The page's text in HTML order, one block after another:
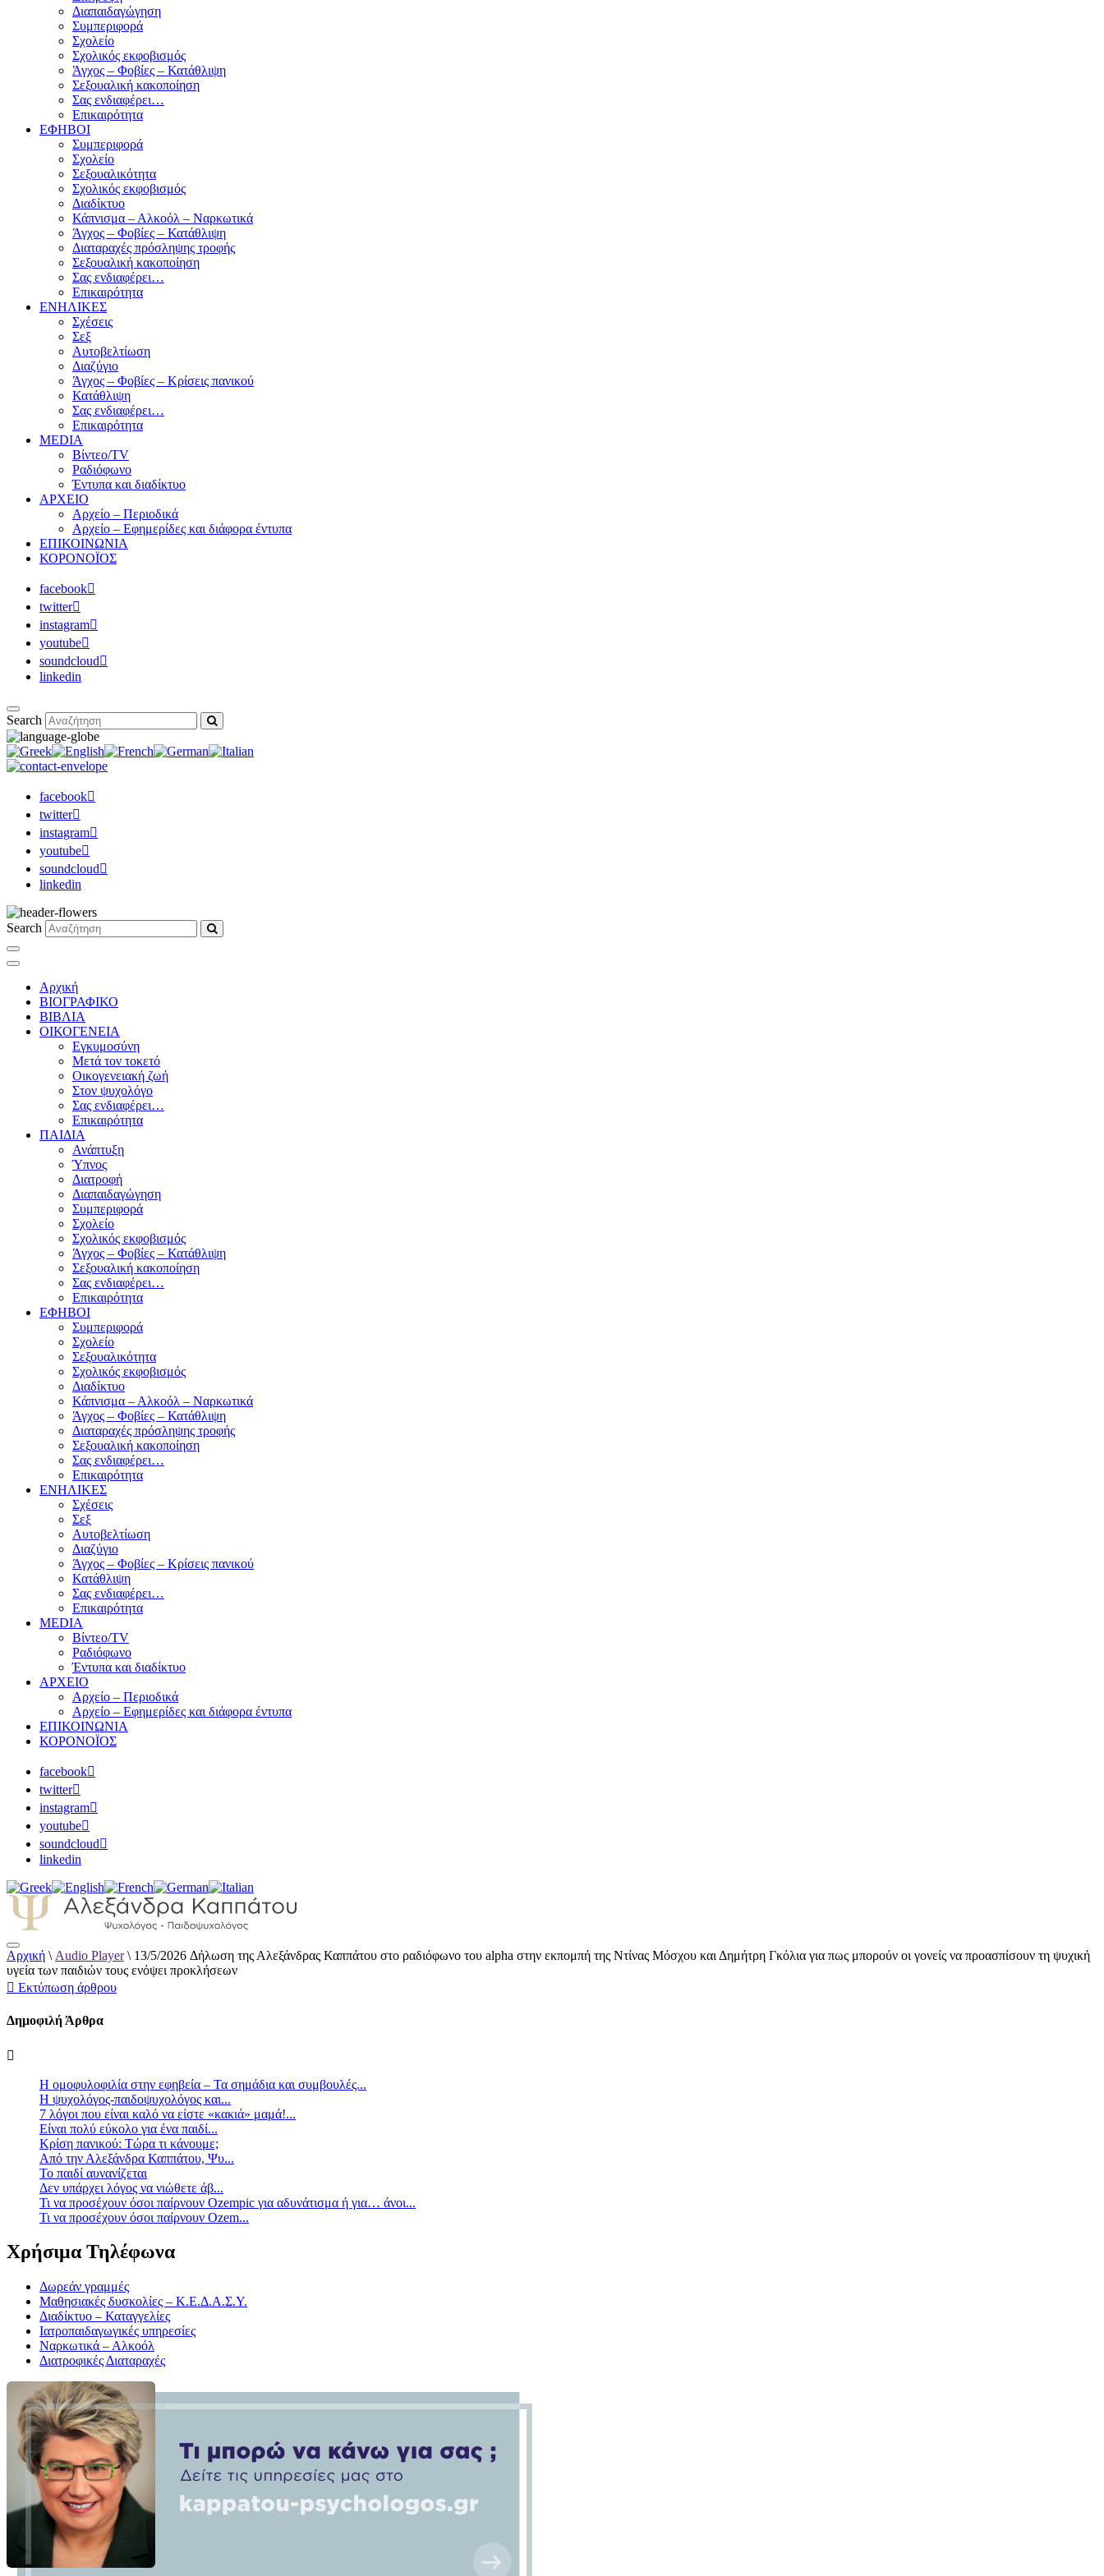
Διαπαιδαγώγηση
Συμπεριφορά
Σχολείο
Σχολικός εκφοβισμός
Άγχος – Φοβίες – Κατάθλιψη
Σεξουαλική κακοποίηση
Σας ενδιαφέρει…
Επικαιρότητα
ΕΦΗΒΟΙ
Συμπεριφορά
Σχολείο
Σεξουαλικότητα
Σχολικός εκφοβισμός
Διαδίκτυο
Κάπνισμα – Αλκοόλ – Ναρκωτικά
Άγχος – Φοβίες – Κατάθλιψη
Διαταραχές πρόσληψης τροφής
Σεξουαλική κακοποίηση
Σας ενδιαφέρει…
Επικαιρότητα
ΕΝΗΛΙΚΕΣ
Σχέσεις
Σεξ
Αυτοβελτίωση
Διαζύγιο
Άγχος – Φοβίες – Κρίσεις πανικού
Κατάθλιψη
Σας ενδιαφέρει…
Επικαιρότητα
MEDIA
Βίντεο/TV
Ραδιόφωνο
Έντυπα και διαδίκτυο
ΑΡΧΕΙΟ
Αρχείο – Περιοδικά
Αρχείο – Εφημερίδες και διάφορα έντυπα
ΕΠΙΚΟΙΝΩΝΙΑ
ΚΟΡΟΝΟΪΟΣ
facebook
twitter
instagram
youtube
soundcloud
linkedin
Search
facebook
twitter
instagram
youtube
soundcloud
linkedin
Search
Αρχική
ΒΙΟΓΡΑΦΙΚΟ
ΒΙΒΛΙΑ
ΟΙΚΟΓΕΝΕΙΑ
Εγκυμοσύνη
Μετά τον τοκετό
Οικογενειακή ζωή
Στον ψυχολόγο
Σας ενδιαφέρει…
Επικαιρότητα
ΠΑΙΔΙΑ
Ανάπτυξη
Ύπνος
Διατροφή
Διαπαιδαγώγηση
Συμπεριφορά
Σχολείο
Σχολικός εκφοβισμός
Άγχος – Φοβίες – Κατάθλιψη
Σεξουαλική κακοποίηση
Σας ενδιαφέρει…
Επικαιρότητα
ΕΦΗΒΟΙ
Συμπεριφορά
Σχολείο
Σεξουαλικότητα
Σχολικός εκφοβισμός
Διαδίκτυο
Κάπνισμα – Αλκοόλ – Ναρκωτικά
Άγχος – Φοβίες – Κατάθλιψη
Διαταραχές πρόσληψης τροφής
Σεξουαλική κακοποίηση
Σας ενδιαφέρει…
Επικαιρότητα
ΕΝΗΛΙΚΕΣ
Σχέσεις
Σεξ
Αυτοβελτίωση
Διαζύγιο
Άγχος – Φοβίες – Κρίσεις πανικού
Κατάθλιψη
Σας ενδιαφέρει…
Επικαιρότητα
MEDIA
Βίντεο/TV
Ραδιόφωνο
Έντυπα και διαδίκτυο
ΑΡΧΕΙΟ
Αρχείο – Περιοδικά
Αρχείο – Εφημερίδες και διάφορα έντυπα
ΕΠΙΚΟΙΝΩΝΙΑ
ΚΟΡΟΝΟΪΟΣ
facebook
twitter
instagram
youtube
soundcloud
linkedin
Αλεξάνδρα Καππάτου Ψυχολόγος – Παιδοψυχολόγος
Αρχική \ Audio Player\ 13/5/2026 Δήλωση της Αλεξάνδρας Καππάτου στο ραδιόφωνο του alpha στην εκπομπή της Ντίνας Μόσχου και Δημήτρη Γκόλια για πως μπορούν οι γονείς να προασπίσουν τη ψυχική
υγεία των παιδιών τους ενόψει προκλήσεων
Εκτύπωση άρθρου
Δημοφιλή Άρθρα
Η ομοφυλοφιλία στην εφηβεία – Τα σημάδια και συμβουλές...
Η ψυχολόγος-παιδοψυχολόγος και...
7 λόγοι που είναι καλό να είστε «κακιά» μαμά!...
Είναι πολύ εύκολο για ένα παιδί...
Κρίση πανικού: Τώρα τι κάνουμε;
Από την Αλεξάνδρα Καππάτου, Ψυ...
Το παιδί αυνανίζεται
Δεν υπάρχει λόγος να νιώθετε άβ...
Τι να προσέχουν όσοι παίρνουν Ozempic για αδυνάτισμα ή για… άνοι...
Τι να προσέχουν όσοι παίρνουν Ozem...
Χρήσιμα Τηλέφωνα
Δωρεάν γραμμές
Μαθησιακές δυσκολίες – Κ.Ε.Δ.Α.Σ.Υ.
Διαδίκτυο – Καταγγελίες
Ιατροπαιδαγωγικές υπηρεσίες
Ναρκωτικά – Αλκοόλ
Διατροφικές Διαταραχές